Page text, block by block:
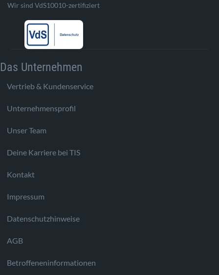
Wir sind VdS10010-zertifiziert
Das Unternehmen
Vertrieb & Kundenservice
Unternehmensprofil
Unser Team
Deine Karriere bei TIS
Kontakt
Impressum
Datenschutzhinweise
AGB
Betroffeneninformationen